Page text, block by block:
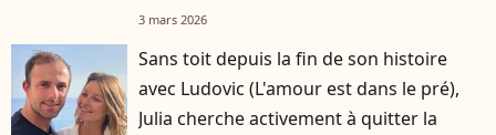
3 mars 2026
Sans toit depuis la fin de son histoire
avec Ludovic (L'amour est dans le pré),
Julia cherche activement à quitter la